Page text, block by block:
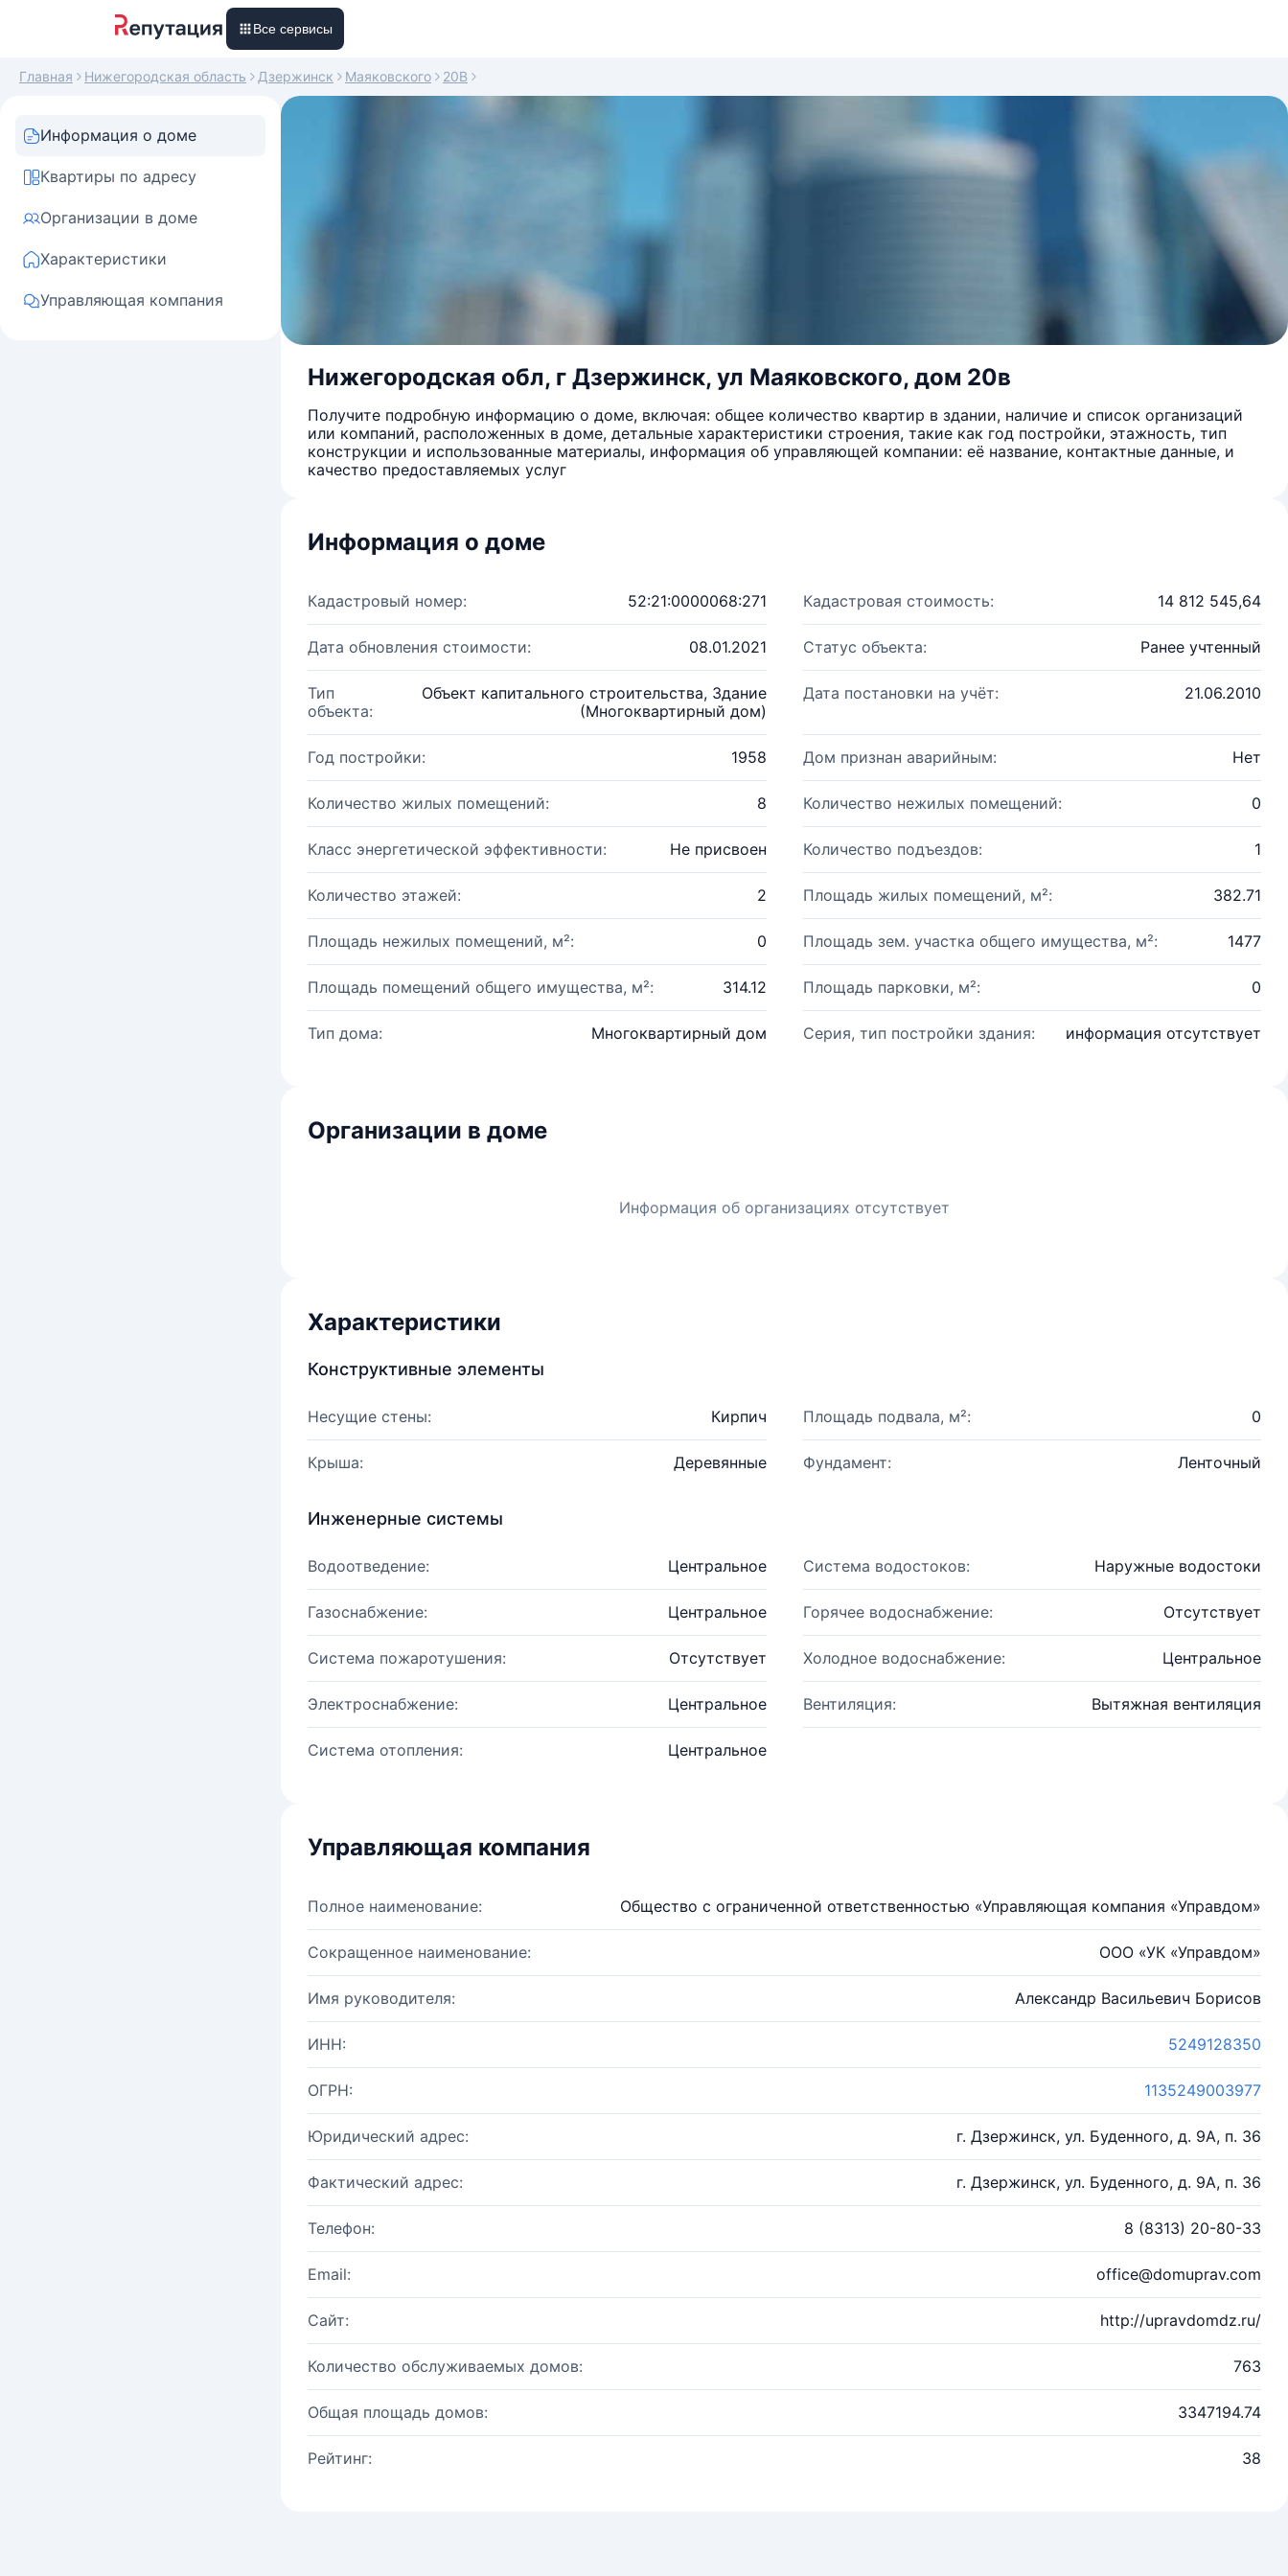
Все сервисы
Главная Нижегородская область Дзержинск Маяковского 20В
Информация о доме
Квартиры по адресу
Организации в доме
Характеристики
Управляющая компания
Нижегородская обл, г Дзержинск, ул Маяковского, дом 20в
Получите подробную информацию о доме, включая: общее количество квартир в здании, наличие и список организаций
или компаний, расположенных в доме, детальные характеристики строения, такие как год постройки, этажность, тип
конструкции и использованные материалы, информация об управляющей компании: её название, контактные данные, и
качество предоставляемых услуг
Информация о доме
Кадастровый номер: 52:21:0000068:271 Кадастровая стоимость: 14 812 545,64
Дата обновления стоимости: 08.01.2021 Статус объекта: Ранее учтенный
Тип
объекта:
Объект капитального строительства, Здание
(Многоквартирный дом)
Дата постановки на учёт: 21.06.2010
Год постройки: 1958 Дом признан аварийным: Нет
Количество жилых помещений: 8 Количество нежилых помещений: 0
Класс энергетической эффективности: Не присвоен Количество подъездов: 1
Количество этажей: 2 Площадь жилых помещений, м²: 382.71
Площадь нежилых помещений, м²: 0 Площадь зем. участка общего имущества, м²: 1477
Площадь помещений общего имущества, м²: 314.12 Площадь парковки, м²: 0
Тип дома: Многоквартирный дом Серия, тип постройки здания: информация отсутствует
Организации в доме
Информация об организациях отсутствует
Характеристики
Конструктивные элементы
Несущие стены: Кирпич Площадь подвала, м²: 0
Крыша: Деревянные Фундамент: Ленточный
Инженерные системы
Водоотведение: Центральное Система водостоков: Наружные водостоки
Газоснабжение: Центральное Горячее водоснабжение: Отсутствует
Система пожаротушения: Отсутствует Холодное водоснабжение: Центральное
Электроснабжение: Центральное Вентиляция: Вытяжная вентиляция
Система отопления: Центральное
Управляющая компания
Полное наименование: Общество с ограниченной ответственностью «Управляющая компания «Управдом»
Сокращенное наименование: ООО «УК «Управдом»
Имя руководителя: Александр Васильевич Борисов
ИНН: 5249128350
ОГРН: 1135249003977
Юридический адрес: г. Дзержинск, ул. Буденного, д. 9А, п. 36
Фактический адрес: г. Дзержинск, ул. Буденного, д. 9А, п. 36
Телефон: 8 (8313) 20-80-33
Email: office@domuprav.com
Сайт: http://upravdomdz.ru/
Количество обслуживаемых домов: 763
Общая площадь домов: 3347194.74
Рейтинг: 38